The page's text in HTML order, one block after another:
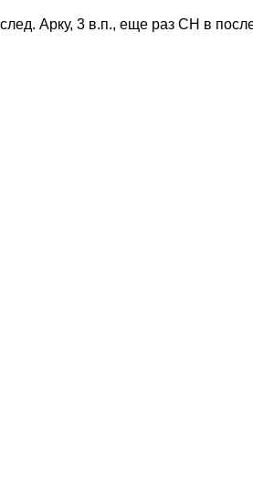
Арку, 3 в.п., еще раз СН в